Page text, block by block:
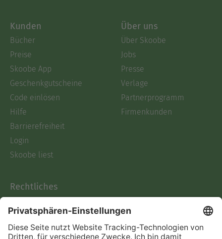
Kunden
Bücher
Preise
Skoobe App
Geschenkgutscheine
Code einlösen
Hilfe
Barrierefreiheit
Login
Skoobe liest
Über uns
Über Skoobe
Jobs
Presse
Verlage
Partnerprogramm
Firmenkunden
Rechtliches
AGB
Informationen nach Data